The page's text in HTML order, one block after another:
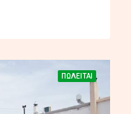
ΠΩΛΕΊΤΑΙ